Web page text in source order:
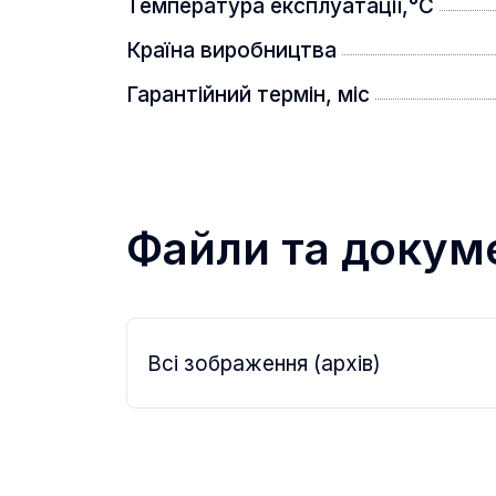
- самоактивовуючий відеозапис
Температура експлуатації,°C
Країна виробництва
Гарантійний термін, міс
Файли та
Всі зображення (архів)